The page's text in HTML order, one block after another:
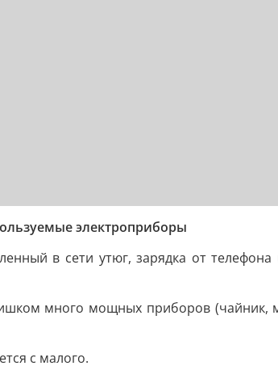
электроприборы
в сети утюг, зарядка от
много мощных приборов (чайник,
с малого.